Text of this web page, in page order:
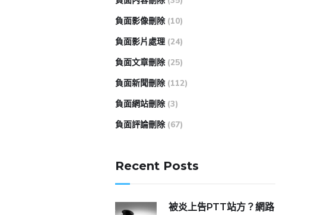
負面影像刪除 (10)
負面影片處理 (24)
負面文章刪除 (25)
負面新聞刪除 (112)
負面網站刪除 (3)
負面評論刪除 (67)
Recent Posts
被炎上告PTT站方？網路